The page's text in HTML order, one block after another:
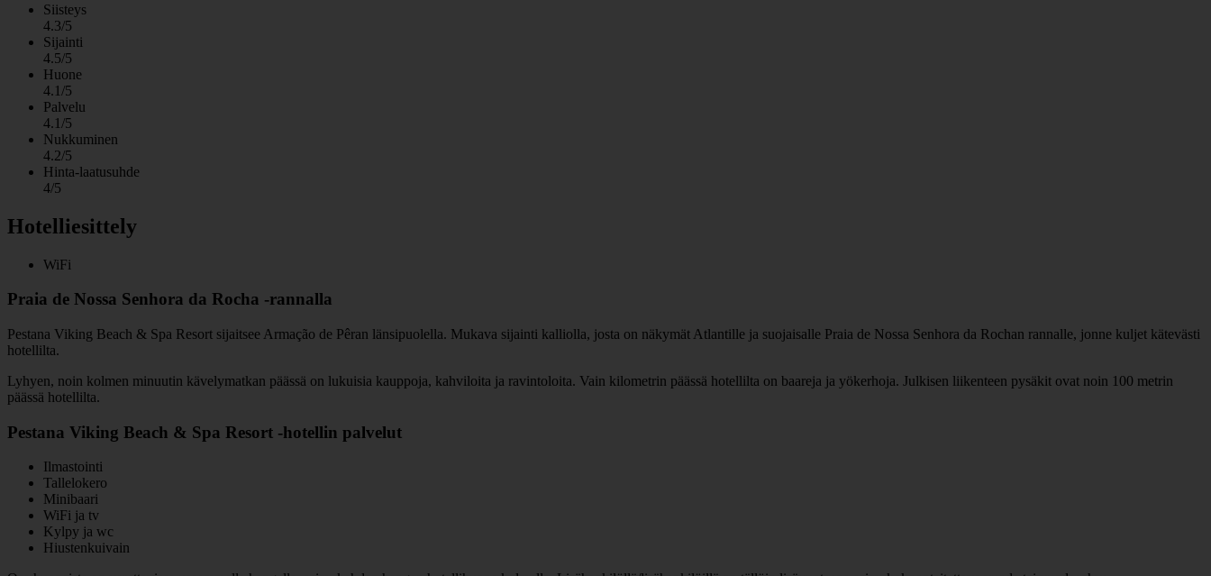
Siisteys
4.3/5
Sijainti
4.5/5
Huone
4.1/5
Palvelu
4.1/5
Nukkuminen
4.2/5
Hinta-laatusuhde
4/5
Hotelliesittely
WiFi
Praia de Nossa Senhora da Rocha -rannalla
Pestana Viking Beach & Spa Resort sijaitsee Armação de Pêran länsipuolella. Mukava sijainti kalliolla, josta on näkymät Atlantille ja suojaisalle Praia de Nossa Senhora da Rochan rannalle, jonne kuljet kätevästi
hotellilta.
Lyhyen, noin kolmen minuutin kävelymatkan päässä on lukuisia kauppoja, kahviloita ja ravintoloita. Vain kilometrin päässä hotellilta on baareja ja yökerhoja. Julkisen liikenteen pysäkit ovat noin 100 metrin
päässä hotellilta.
Pestana Viking Beach & Spa Resort -hotellin palvelut
Ilmastointi
Tallelokero
Minibaari
WiFi ja tv
Kylpy ja wc
Hiustenkuivain